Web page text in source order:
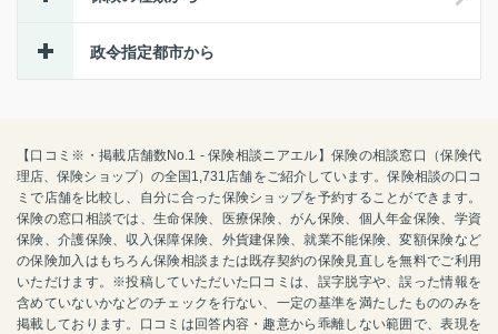
政令指定都市から
【口コミ※・掲載店舗数No.1 - 保険相談ニアエル】保険の相談窓口（保険代
理店、保険ショップ）の全国1,731店舗をご紹介しています。保険相談の口コ
ミで店舗を比較し、自分に合った保険ショップを予約することができます。
保険の窓口相談では、生命保険、医療保険、がん保険、個人年金保険、学資
保険、介護保険、収入保障保険、外貨建保険、就業不能保険、変額保険など
の保険加入はもちろん保険相談または既存契約の保険見直しを無料でご利用
いただけます。※投稿していただいた口コミは、誤字脱字や、誤った情報を
含めていないかなどのチェックを行ない、一定の基準を満たしたもののみを
掲載しております。口コミは回答内容・趣意から乖離しない範囲で、表現を